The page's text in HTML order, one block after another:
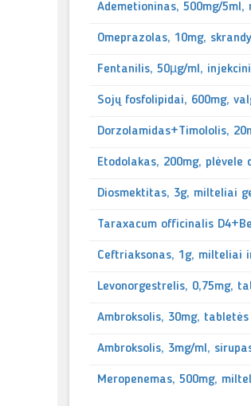
Ademetioninas, 500mg/
Omeprazolas, 10mg,
Fentanilis, 50µg/ml,
Sojų fosfolipidai, 600mg,
Dorzolamidas+Timololis,
Etodolakas, 200mg, plėvele
Diosmektitas, 3g, milteliai
Taraxacum officinalis
Ceftriaksonas, 1g, milteliai
Levonorgestrelis, 0,75mg,
Ambroksolis, 30mg, tabletės
Ambroksolis, 3mg/ml,
Meropenemas, 500mg,